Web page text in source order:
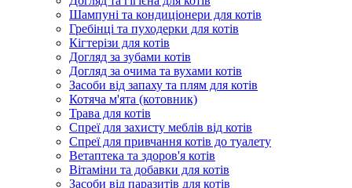
Шампуні та кондиціонери для котів
Гребінці та пуходерки для котів
Кігтерізи для котів
Догляд за зубами котів
Догляд за очима та вухами котів
Засоби від запаху та плям для котів
Котяча м'ята (котовник)
Трава для котів
Спреї для захисту меблів від котів
Спреї для привчання котів до туалету
Ветаптека та здоров'я котів
Вітаміни та добавки для котів
Засоби від паразитів для котів